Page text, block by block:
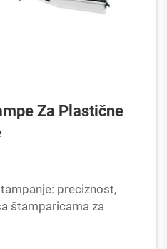
Za Plastične
preciznost,
štamparicama za
mastila
boju na